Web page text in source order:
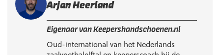
Arjan Heerland
Eigenaar van Keepershandschoenen.nl
Oud-international van het Nederlands